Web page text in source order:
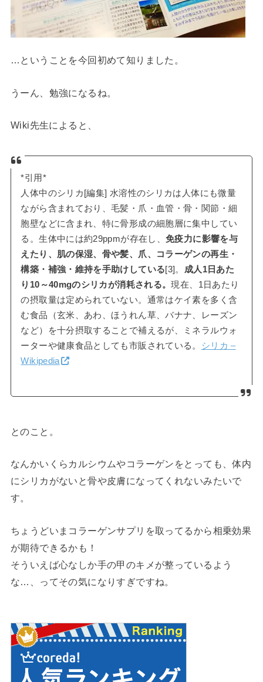
…ということを今回初めて知りました。
うーん、勉強になるね。
Wiki先生によると、
*引用*
人体中のシリカ[編集] 水溶性のシリカは人体にも微量
ながら含まれており、毛髪・爪・血管・骨・関節・細
胞壁などに含まれ、特に骨形成の細胞層に集中してい
る。生体中には約29ppmが存在し、免疫力に影響を与
えたり、肌の保湿、骨や髪、爪、コラーゲンの再生・
構築・補強・維持を手助けしている[3]。 成人1日あた
り10～40mgのシリカが消耗される。現在、1日あたり
の摂取量は定められていない。通常はケイ素を多く含
む食品（玄米、あわ、ほうれん草、バナナ、レーズン
など）を十分摂取することで補えるが、ミネラルウォ
ーターや健康食品としても市販されている。 シリカ –
Wikipedia
とのこと。
なんかいくらカルシウムやコラーゲンをとっても、体内
にシリカがないと骨や皮膚になってくれないみたいで
す。
ちょうどいまコラーゲンサプリを取ってるから相乗効果
が期待できるかも！
そういえば心なしか手の甲のキメが整っているよう
な…、ってその気になりすぎですね。